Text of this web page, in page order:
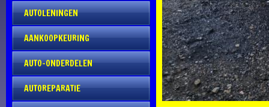
AUTOLENINGEN
AANKOOPKEURING
AUTO-ONDERDELEN
AUTOREPARATIE